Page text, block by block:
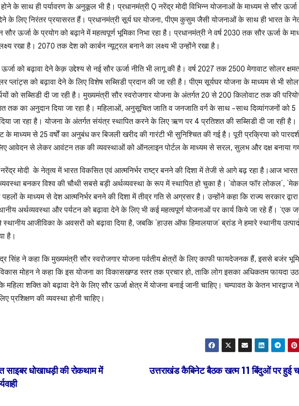
के साथ ही पर्यावरण के अनुकूल भी है। प्रधानमंत्री Q नरेंद्र मोदी विभिन्न योजनाओं के माध्यम से सौर
के लिए निरंतर प्रयासरत हैं। प्रधानमंत्री सूर्य घर योजना, पीएम कुसुम जैसी योजनाओं के साथ ही भारत के
ऊर्जा के प्रयोग को बढ़ाने में महत्वपूर्ण भूमिका निभा रहा है। प्रधानमंत्री ने वर्ष 2030 तक सौर ऊर्जा के
रखा है। 2070 तक देश को कार्बन न्यूट्रल बनाने का लक्ष्य भी उन्होंने रखा है।
को बढ़ावा देने केक़ उद्देश्य से नई सौर ऊर्जा नीति भी लागू की है। वर्ष 2027 तक 2500 मेगावाट सोलर
प्लांट्स को बढ़ावा देने के लिए विशेष सब्सिडी प्रदान की जा रही है। पीएम सूर्यघर योजना के माध्यम से भी
को सब्सिडी दी जा रही है। मुख्यमंत्री सौर स्वरोजगार योजना के अंतर्गत 20 से 200 किलोवाट तक की
तक का अनुदान दिया जा रहा है। महिलाओं, अनुसूचित जाति व जनजाति वर्ग के साथ -साथ दिव्यांगजनों को 5
जा रहा है। योजना के अंतर्गत संयंत्र स्थापित करने के लिए ऋण पर 4 प्रतिशत की सब्सिडी दी जा रही है।
के माध्यम से 25 वर्षों का अनुबंध कर बिजली खरीद की गारंटी भी सुनिश्चित की गई है। पूरी प्रक्रिया को
आवेदन से लेकर आवंटन तक की व्यवस्थाओं को ऑनलाइन पोर्टल के माध्यम से सरल, सुलभ और दक्ष बनाया
मोदी के नेतृत्व में भारत विकसित एवं आत्मनिर्भर राष्ट्र बनने की दिशा में तेजी से आगे बढ़ रहा है।आज
बनकर विश्व की चौथी सबसे बड़ी अर्थव्यवस्था के रूप में स्थापित हो चुका है। ’वोकल फॉर लोकल’,
पहलों के माध्यम से देश आत्मनिर्भर बनने की दिशा में तीव्र गति से अग्रसर है। उन्होंने कहा कि राज्य सरकार द्वारा
अर्थव्यवस्था और पर्यटन को बढ़ावा देने के लिए भी कई महत्वपूर्ण योजनाओं पर कार्य किये जा रहे हैं। ‘एक
स्थानीय आजीविका के अवसरों को बढ़ावा दिया है, जबकि ’हाउस ऑफ हिमालयाज’ ब्रांड ने हमारे स्थानीय
है।
सिंह ने कहा कि मुख्यमंत्री सौर स्वरोजगार योजना पर्वतीय क्षेत्रों के लिए काफी फायदेजनक हैं, इससे बजंर
मोहन ने कहा कि इस योजना का विकासखण्ड स्तर तक प्रचार हो, ताकि लोग इसका अधिकतम फायदा
शक्ति को बढ़ावा देने के लिए सौर ऊर्जा क्षेत्र में योजना बनाई जानी चाहिए। चम्पावत के केतन भारद्वाज
की व्यवस्था होनी चाहिए।
उत्तराखंड कैबिनेट बैठक खत्म 11 बिंदुओं पर हुई
धोखाधड़ी की रोकथाम में